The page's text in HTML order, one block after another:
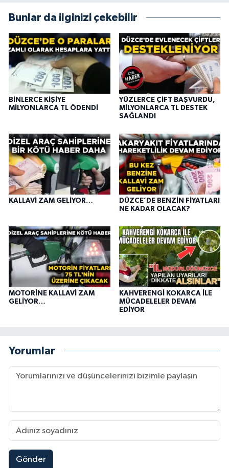
Bunlar da ilginizi çekebilir
BİNLERCE KİŞİYE
MİLYONLARCA TL ÖDENDİ
YÜZLERCE ÇİFT BAŞVURDU,
MİLYONLARCA TL DESTEK
SAĞLANDI
KALLAVİ ZAM GELİYOR…
DÜZCE’DE BENZİN FİYATLARI
NE KADAR OLACAK?
MOTORİNE KALLAVİ ZAM
GELİYOR…
KAHVERENGİ KOKARCA İLE
MÜCADELELER DEVAM
EDİYOR
Yorumlar
Gönder